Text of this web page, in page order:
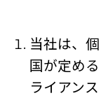
当社は、
国が定め
ライアン